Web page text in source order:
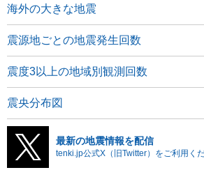
海外の大きな地震
震源地ごとの地震発生回数
震度3以上の地域別観測回数
震央分布図
最新の地震情報を配信
tenki.jp公式X（旧Twitter）をご利用くだ